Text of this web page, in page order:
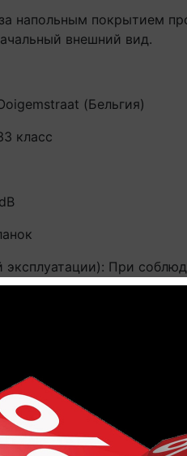
за напольным покрытием
внешний вид.
(Бельгия)
класс
При
/ до 10 лет в
укладки.
дерева
плашки